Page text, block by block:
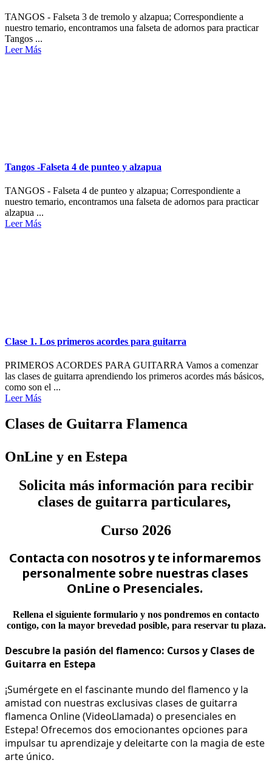
TANGOS - Falseta 3 de tremolo y alzapua; Correspondiente a
nuestro temario, encontramos una falseta de adornos para practicar
Tangos ...
Leer Más
Tangos -Falseta 4 de punteo y alzapua
TANGOS - Falseta 4 de punteo y alzapua; Correspondiente a
nuestro temario, encontramos una falseta de adornos para practicar
alzapua ...
Leer Más
Clase 1. Los primeros acordes para guitarra
PRIMEROS ACORDES PARA GUITARRA Vamos a comenzar
las clases de guitarra aprendiendo los primeros acordes más básicos,
como son el ...
Leer Más
Clases de Guitarra Flamenca
OnLine y en Estepa
Solicita más información para recibir
clases de guitarra particulares,
Curso 2026
Contacta con nosotros y te informaremos
personalmente sobre nuestras clases
OnLine o Presenciales.
Rellena el siguiente formulario y nos pondremos en contacto
contigo, con la mayor brevedad posible, para reservar tu plaza.
Descubre la pasión del flamenco: Cursos y Clases de
Guitarra en Estepa
¡Sumérgete en el fascinante mundo del flamenco y la
amistad con nuestras exclusivas clases de guitarra
flamenca Online (VideoLlamada) o presenciales en
Estepa! Ofrecemos dos emocionantes opciones para
impulsar tu aprendizaje y deleitarte con la magia de este
arte único.